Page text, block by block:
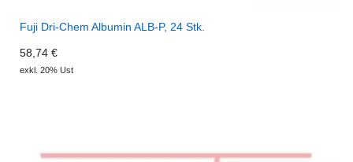
Fuji Dri-Chem Albumin ALB-P, 24 Stk.
58,74 €
exkl. 20% Ust